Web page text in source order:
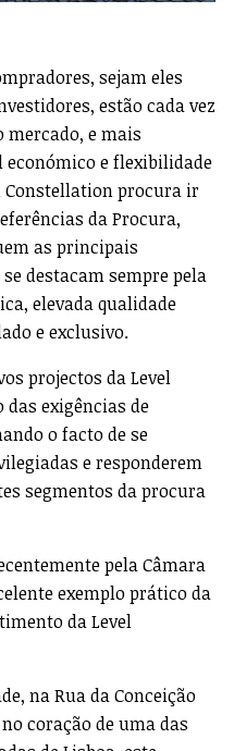
e responderem
segmentos da procura
pela Câmara
exemplo prático da
da Level
na Rua da Conceição
coração de uma das
no inicio do século
um processo de
da autoria e a cargo
Fragmentos.
imóvel
únicos e
entre o T0 e o
de épocas
numa combinação
utilizador uma
ambiente urbano muito